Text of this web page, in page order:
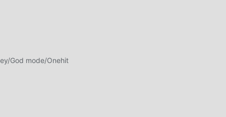
God mode/Onehit